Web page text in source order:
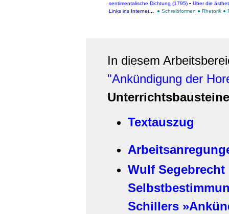
sentimentalische Dichtung (1795) ▪ Über die
Links ins Internet ● Schreibformen ● Rhetorik ●
In diesem
"Ankündigung der
Unterrichtsbausteine
Textauszug
Wulf Segebrecht
Schillers